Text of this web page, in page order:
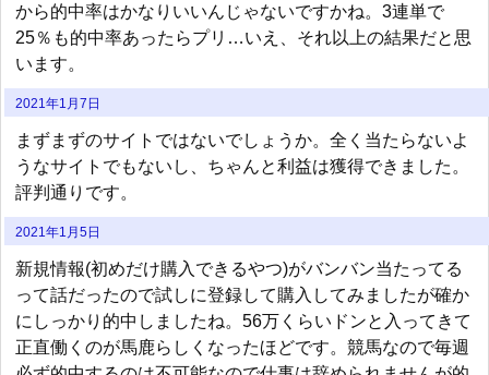
から的中率はかなりいいんじゃないですかね。3連単で
25％も的中率あったらプリ…いえ、それ以上の結果だと思
います。
2021年1月7日
まずまずのサイトではないでしょうか。全く当たらないよ
うなサイトでもないし、ちゃんと利益は獲得できました。
評判通りです。
2021年1月5日
新規情報(初めだけ購入できるやつ)がバンバン当たってる
って話だったので試しに登録して購入してみましたが確か
にしっかり的中しましたね。56万くらいドンと入ってきて
正直働くのが馬鹿らしくなったほどです。競馬なので毎週